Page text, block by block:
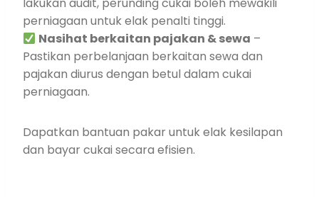
perniagaan untuk elak penalti tinggi.
Nasihat berkaitan pajakan & sewa –
Pastikan perbelanjaan berkaitan sewa dan
pajakan diurus dengan betul dalam cukai
perniagaan.
Dapatkan bantuan pakar untuk elak kesilapan
dan bayar cukai secara efisien.